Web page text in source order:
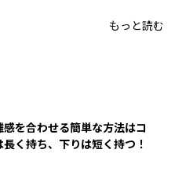
もっと読む
を合わせる簡単な方法はコ
く持ち、下りは短く持つ！